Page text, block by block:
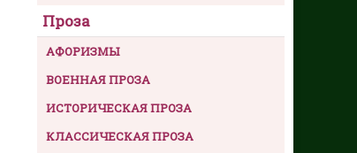
Проза
АФОРИЗМЫ
ВОЕННАЯ ПРОЗА
ИСТОРИЧЕСКАЯ ПРОЗА
КЛАССИЧЕСКАЯ ПРОЗА